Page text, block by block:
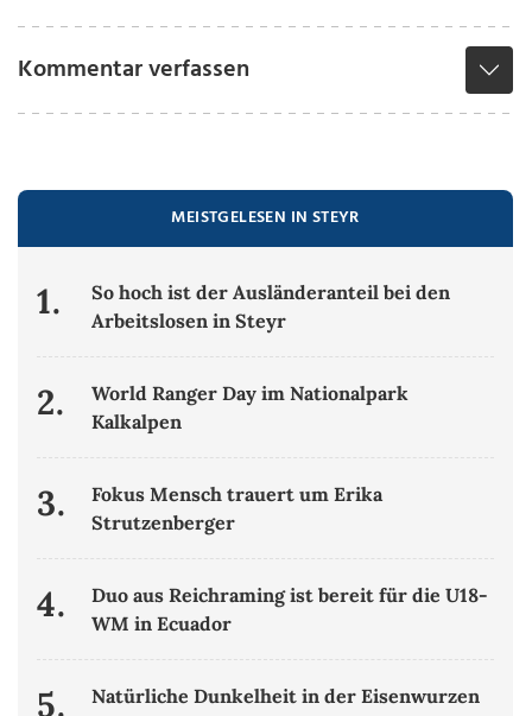
Kommentar verfassen
MEISTGELESEN IN STEYR
1.
So hoch ist der Ausländeranteil bei den
Arbeitslosen in Steyr
2.
World Ranger Day im Nationalpark
Kalkalpen
3.
Fokus Mensch trauert um Erika
Strutzenberger
4.
Duo aus Reichraming ist bereit für die U18-
WM in Ecuador
5.
Natürliche Dunkelheit in der Eisenwurzen